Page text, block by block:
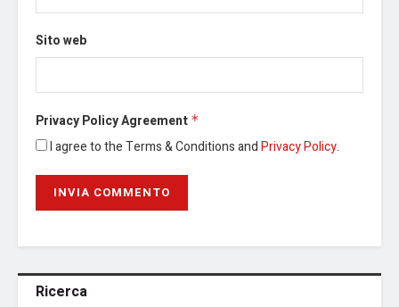
Sito web
Privacy Policy Agreement *
I agree to the Terms & Conditions andPrivacy Policy.
Ricerca